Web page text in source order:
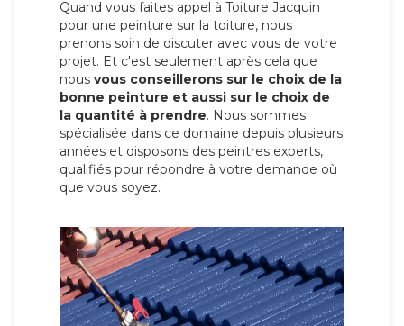
Quand vous faites appel à Toiture Jacquin
pour une peinture sur la toiture, nous
prenons soin de discuter avec vous de votre
projet. Et c'est seulement après cela que
nous vous conseillerons sur le choix de la
bonne peinture et aussi sur le choix de
la quantité à prendre. Nous sommes
spécialisée dans ce domaine depuis plusieurs
années et disposons des peintres experts,
qualifiés pour répondre à votre demande où
que vous soyez.